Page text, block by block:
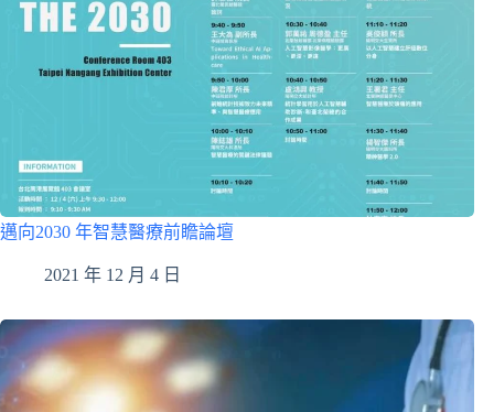
邁向2030 年智慧醫療前瞻論壇
2021 年 12 月 4 日